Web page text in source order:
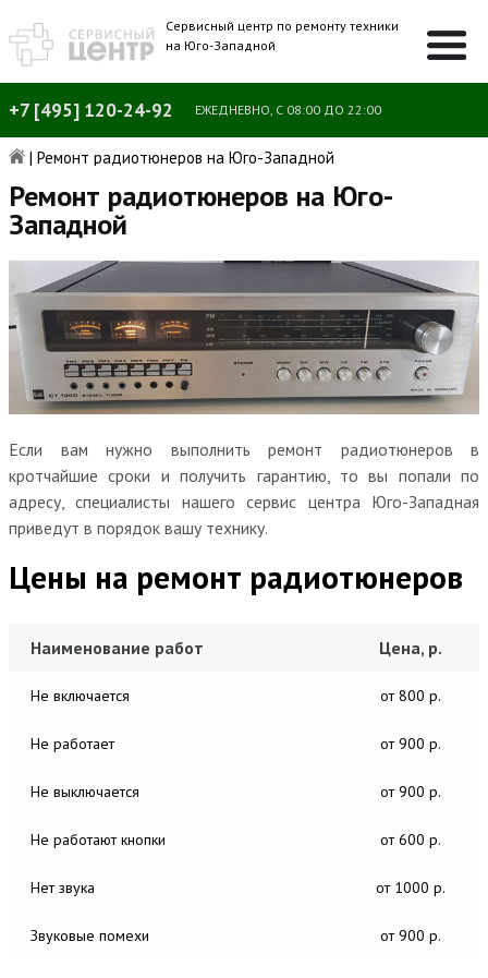
Сервисный центр по ремонту техники
на Юго-Западной
+7 [495] 120-24-92 ЕЖЕДНЕВНО, С 08:00 ДО 22:00
| Ремонт радиотюнеров на Юго-Западной
Ремонт радиотюнеров на Юго-
Западной
Если вам нужно выполнить ремонт радиотюнеров в
кротчайшие сроки и получить гарантию, то вы попали по
адресу, специалисты нашего сервис центра Юго-Западная
приведут в порядок вашу технику.
Цены на ремонт радиотюнеров
Наименование работ Цена, р.
Не включается от 800 р.
Не работает от 900 р.
Не выключается от 900 р.
Не работают кнопки от 600 р.
Нет звука от 1000 р.
Звуковые помехи от 900 р.